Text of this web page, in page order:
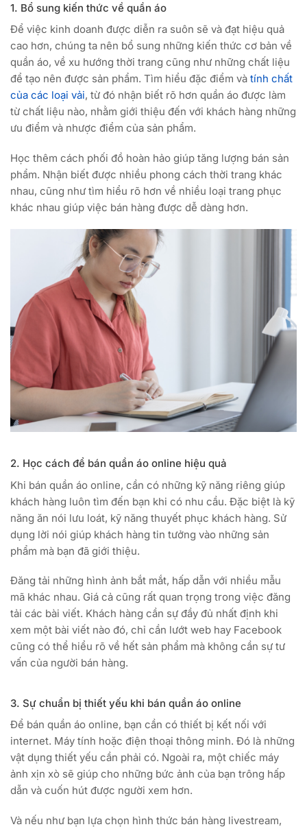
1. Bổ sung kiến thức về quần áo
Để việc kinh doanh được diễn ra suôn sẽ và đạt hiệu quả
cao hơn, chúng ta nên bổ sung những kiến thức cơ bản về
quần áo, về xu hướng thời trang cũng như những chất liệu
để tạo nên được sản phẩm. Tìm hiểu đặc điểm và tính chất
của các loại vải, từ đó nhận biết rõ hơn quần áo được làm
từ chất liệu nào, nhằm giới thiệu đến với khách hàng những
ưu điểm và nhược điểm của sản phẩm.
Học thêm cách phối đồ hoàn hảo giúp tăng lượng bán sản
phẩm. Nhận biết được nhiều phong cách thời trang khác
nhau, cũng như tìm hiểu rõ hơn về nhiều loại trang phục
khác nhau giúp việc bán hàng được dễ dàng hơn.
2. Học cách để bán quần áo online hiệu quả
Khi bán quần áo online, cần có những kỹ năng riêng giúp
khách hàng luôn tìm đến bạn khi có nhu cầu. Đặc biệt là kỹ
năng ăn nói lưu loát, kỹ năng thuyết phục khách hàng. Sử
dụng lời nói giúp khách hàng tin tưởng vào những sản
phẩm mà bạn đã giới thiệu.
Đăng tải những hình ảnh bắt mắt, hấp dẫn với nhiều mẫu
mã khác nhau. Giá cả cũng rất quan trọng trong việc đăng
tải các bài viết. Khách hàng cần sự đầy đủ nhất định khi
xem một bài viết nào đó, chỉ cần lướt web hay Facebook
cũng có thể hiểu rõ về hết sản phẩm mà không cần sự tư
vấn của người bán hàng.
3. Sự chuẩn bị thiết yếu khi bán quần áo online
Để bán quần áo online, bạn cần có thiết bị kết nối với
internet. Máy tính hoặc điện thoại thông minh. Đó là những
vật dụng thiết yếu cần phải có. Ngoài ra, một chiếc máy
ảnh xịn xò sẽ giúp cho những bức ảnh của bạn trông hấp
dẫn và cuốn hút được người xem hơn.
Và nếu như bạn lựa chọn hình thức bán hàng livestream,